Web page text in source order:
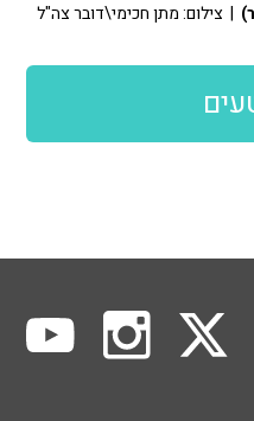
| צילום: מתן חכימי\דובר צה"ל